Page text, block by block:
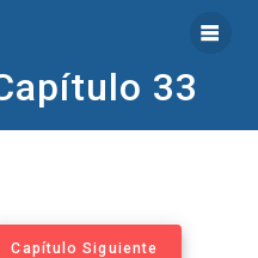
33
Capítulo Siguiente